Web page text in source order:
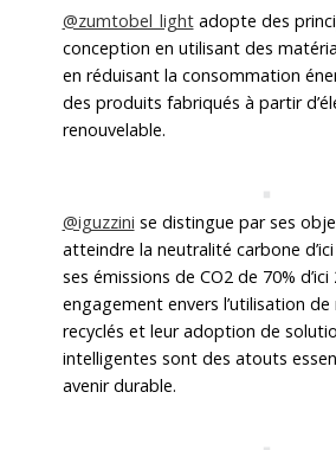
@zumtobel_lightadopte des
conception en utilisant des
en réduisant la consommation
des produits fabriqués à partir
renouvelable.
@iguzzini se distingue par ses
atteindre la neutralité carbone
ses émissions de CO2 de 70% d’ici
engagement envers l’utilisation
recyclés et leur adoption de
intelligentes sont des atouts
avenir durable.